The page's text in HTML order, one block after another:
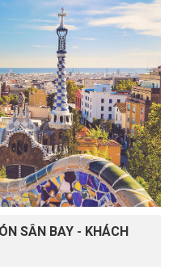
SÂN BAY - KHÁCH